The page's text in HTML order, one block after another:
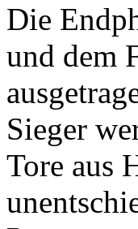
Die
und dem
Sieger
Tore aus